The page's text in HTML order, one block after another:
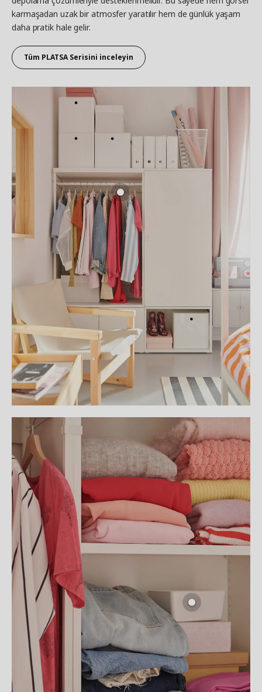
karmaşadan uzak bir atmosfer yaratılır hem de günlük yaşam
daha pratik hale gelir.
Tüm PLATSA Serisini inceleyin